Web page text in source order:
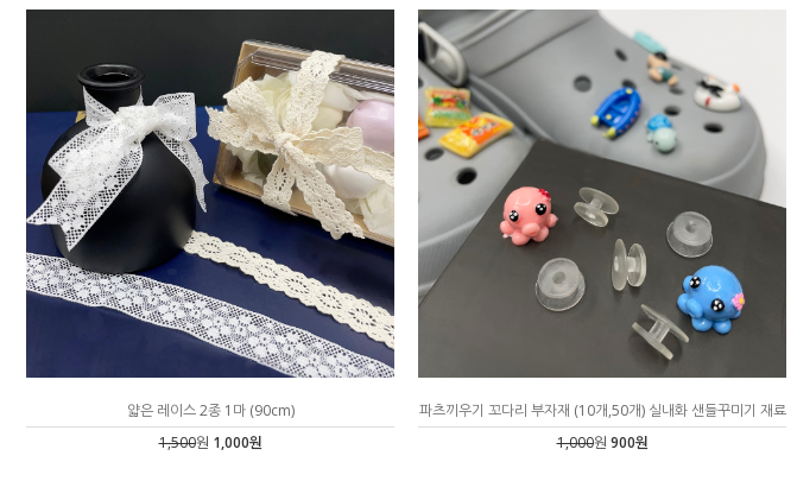
얇은 레이스 2종 1마 (90cm)
1,500원 1,000원
파츠끼우기 꼬다리 부자재 (10개,50개) 실내화 샌들꾸미기 재료
1,000원 900원